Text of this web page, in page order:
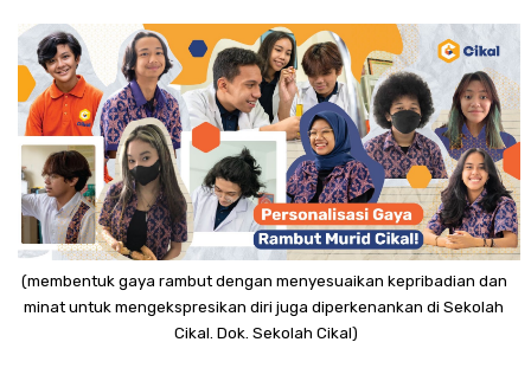
(membentuk gaya rambut dengan menyesuaikan kepribadian dan
minat untuk mengekspresikan diri juga diperkenankan di Sekolah
Cikal. Dok. Sekolah Cikal)